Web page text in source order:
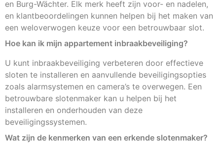
en Burg-Wächter. Elk merk heeft zijn voor- en nadelen,
en klantbeoordelingen kunnen helpen bij het maken van
een weloverwogen keuze voor een betrouwbaar slot.
Hoe kan ik mijn appartement inbraakbeveiliging?
U kunt inbraakbeveiliging verbeteren door effectieve
sloten te installeren en aanvullende beveiligingsopties
zoals alarmsystemen en camera’s te overwegen. Een
betrouwbare slotenmaker kan u helpen bij het
installeren en onderhouden van deze
beveiligingssystemen.
Wat zijn de kenmerken van een erkende slotenmaker?